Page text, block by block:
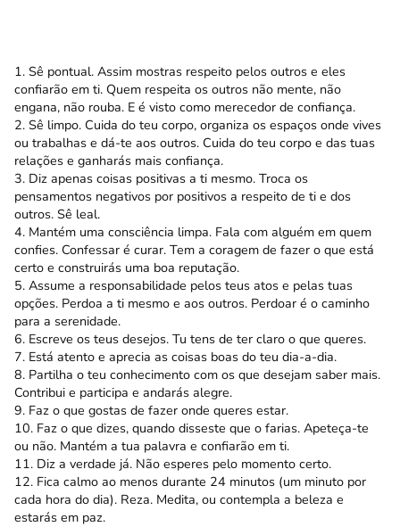
1. Sê pontual. Assim mostras respeito pelos outros e eles
confiarão em ti. Quem respeita os outros não mente, não
engana, não rouba. E é visto como merecedor de confiança.
2. Sê limpo. Cuida do teu corpo, organiza os espaços onde vives
ou trabalhas e dá-te aos outros. Cuida do teu corpo e das tuas
relações e ganharás mais confiança.
3. Diz apenas coisas positivas a ti mesmo. Troca os
pensamentos negativos por positivos a respeito de ti e dos
outros. Sê leal.
4. Mantém uma consciência limpa. Fala com alguém em quem
confies. Confessar é curar. Tem a coragem de fazer o que está
certo e construirás uma boa reputação.
5. Assume a responsabilidade pelos teus atos e pelas tuas
opções. Perdoa a ti mesmo e aos outros. Perdoar é o caminho
para a serenidade.
6. Escreve os teus desejos. Tu tens de ter claro o que queres.
7. Está atento e aprecia as coisas boas do teu dia-a-dia.
8. Partilha o teu conhecimento com os que desejam saber mais.
Contribui e participa e andarás alegre.
9. Faz o que gostas de fazer onde queres estar.
10. Faz o que dizes, quando disseste que o farias. Apeteça-te
ou não. Mantém a tua palavra e confiarão em ti.
11. Diz a verdade já. Não esperes pelo momento certo.
12. Fica calmo ao menos durante 24 minutos (um minuto por
cada hora do dia). Reza. Medita, ou contempla a beleza e
estarás em paz.